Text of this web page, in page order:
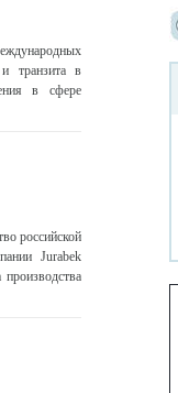
и транзита в
в сфере
российской
Jurabek